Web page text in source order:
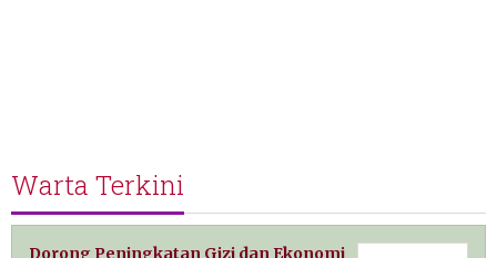
Warta Terkini
Dorong Peningkatan Gizi dan Ekonomi